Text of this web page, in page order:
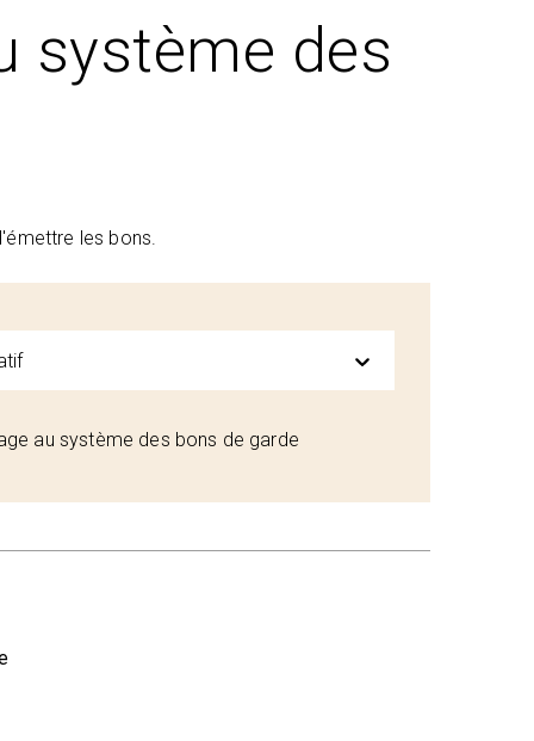
système des
les bons.
au système des bons de garde